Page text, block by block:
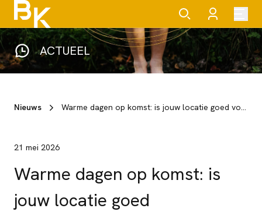
ACTUEEL
Nieuws Warme dagen op komst: is jouw locatie goed voorbereid?
21 mei 2026
Warme dagen op komst: is
jouw locatie goed